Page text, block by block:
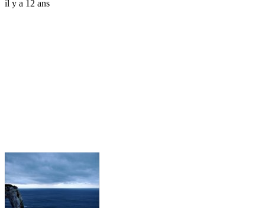
il y a 12 ans